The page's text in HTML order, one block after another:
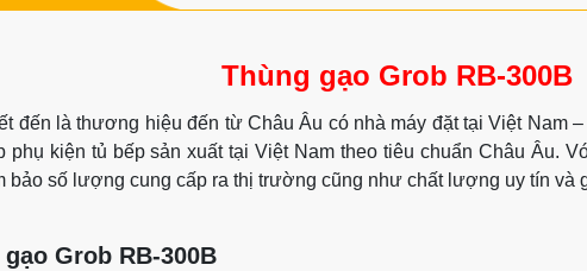
Thùng gạo Grob RB-300B
đến là thương hiệu đến từ Châu Âu có nhà máy đặt tại Việt Nam
phụ kiện tủ bếp sản xuất tại Việt Nam theo tiêu chuẩn Châu Âu.
bảo số lượng cung cấp ra thị trường cũng như chất lượng uy tín và
Grob RB-300B